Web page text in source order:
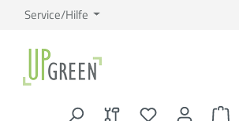
Service/Hilfe